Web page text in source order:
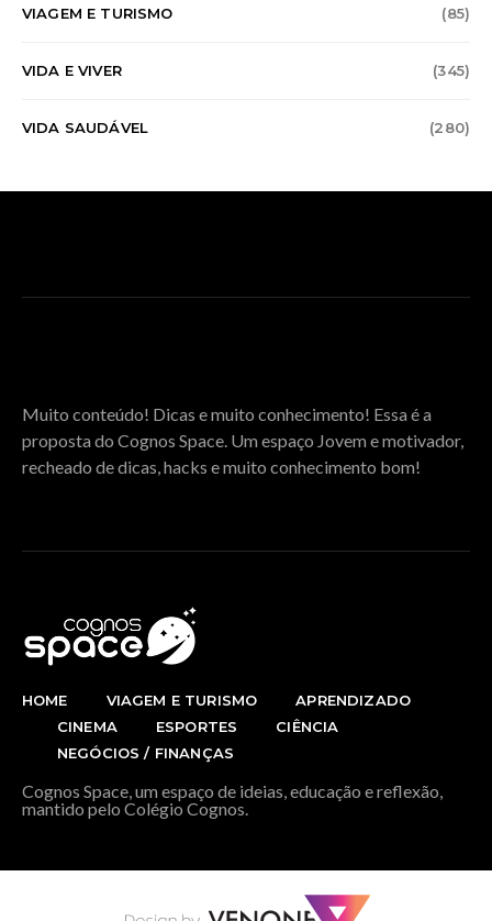
VIAGEM E TURISMO (85)
VIDA E VIVER (345)
VIDA SAUDÁVEL (280)
Muito conteúdo! Dicas e muito conhecimento! Essa é a
proposta do Cognos Space. Um espaço Jovem e motivador,
recheado de dicas, hacks e muito conhecimento bom!
HOME VIAGEM E TURISMO
APRENDIZADO
CINEMA
ESPORTES
CIÊNCIA
NEGÓCIOS / FINANÇAS
Cognos Space, um espaço de ideias, educação e reflexão,
mantido pelo Colégio Cognos.